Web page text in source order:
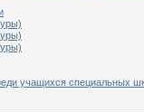
учащихся специальных